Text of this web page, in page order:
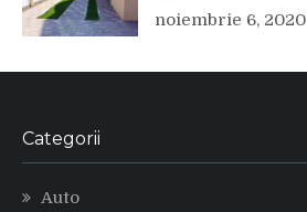
noiembrie 6, 2020
Categorii
Auto